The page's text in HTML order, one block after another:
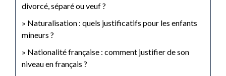
divorcé, séparé ou veuf ?
Naturalisation : quels justificatifs pour les enfants
mineurs ?
Nationalité française : comment justifier de son
niveau en français ?